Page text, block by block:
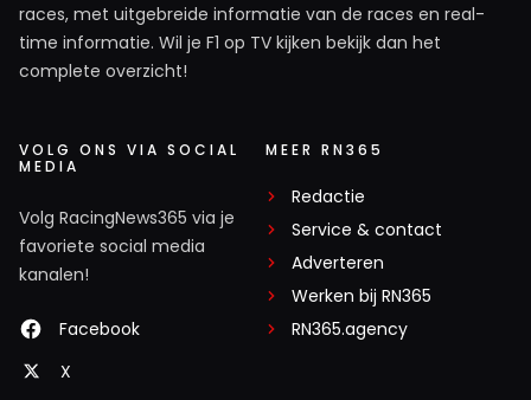
races, met uitgebreide informatie van de races en real-
time informatie. Wil je F1 op TV kijken bekijk dan het
complete overzicht!
VOLG ONS VIA SOCIAL
MEDIA
Volg RacingNews365 via je
favoriete social media
kanalen!
Facebook
X
MEER RN365
Redactie
Service & contact
Adverteren
Werken bij RN365
RN365.agency